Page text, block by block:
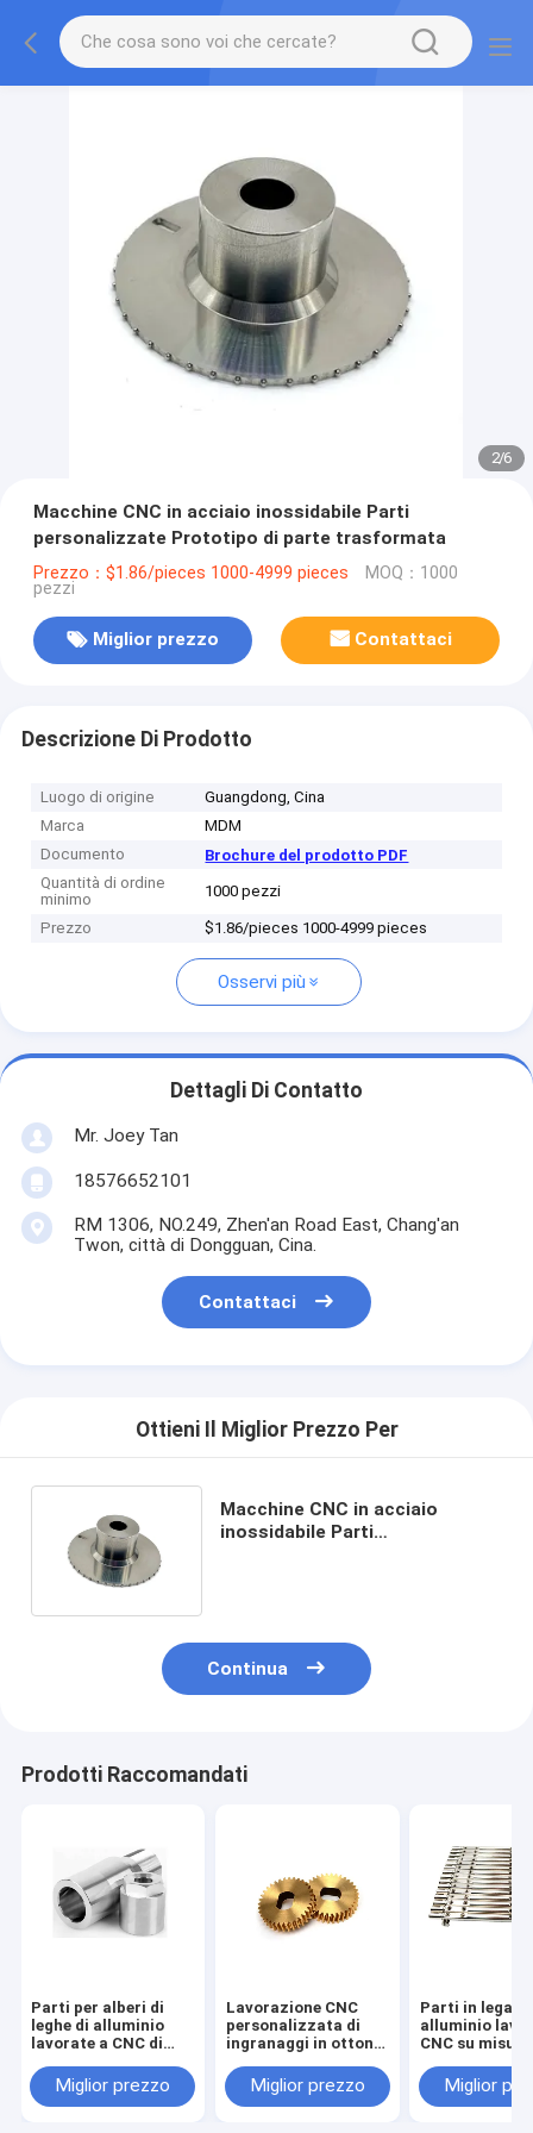
2/6
Macchine CNC in acciaio inossidabile Parti
personalizzate Prototipo di parte trasformata
Prezzo：$1.86/pieces 1000-4999 pieces MOQ：1000
pezzi
Miglior prezzo Contattaci
Descrizione Di Prodotto
Luogo di origine
Guangdong, Cina
Marca
MDM
Documento
Brochure del prodotto PDF
Quantità di ordine
minimo
1000 pezzi
Prezzo $1.86/pieces 1000-4999 pieces
Osservi più
Dettagli Di Contatto
Mr. Joey Tan
18576652101
RM 1306, NO.249, Zhen'an Road East, Chang'an
Twon, città di Dongguan, Cina.
Contattaci
Ottieni Il Miglior Prezzo Per
Macchine CNC in acciaio
inossidabile Parti
Continua
Prodotti Raccomandati
Parti per alberi di
leghe di alluminio
lavorate a CNC di
Miglior prezzo
Lavorazione CNC
personalizzata di
ingranaggi in ottone
0,02 mm
Miglior prezzo
Parti in lega di
alluminio
CNC su
mmMiglior